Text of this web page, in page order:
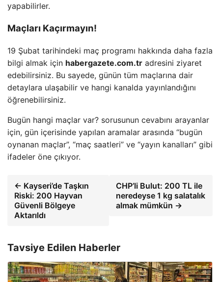
yapabilirler.
Maçları Kaçırmayın!
19 Şubat tarihindeki maç programı hakkında daha fazla
bilgi almak için habergazete.com.tr adresini ziyaret
edebilirsiniz. Bu sayede, günün tüm maçlarına dair
detaylara ulaşabilir ve hangi kanalda yayınlandığını
öğrenebilirsiniz.
Bugün hangi maçlar var? sorusunun cevabını arayanlar
için, gün içerisinde yapılan aramalar arasında “bugün
oynanan maçlar”, “maç saatleri” ve “yayın kanalları” gibi
ifadeler öne çıkıyor.
← Kayseri’de Taşkın
Riski: 200 Hayvan
Güvenli Bölgeye
Aktarıldı
CHP’li Bulut: 200 TL ile
neredeyse 1 kg salatalık
almak mümkün →
Tavsiye Edilen Haberler